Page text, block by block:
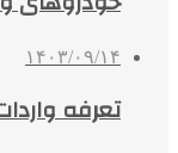
۱۴۰۳/۰۹/۱۴
تعرفه